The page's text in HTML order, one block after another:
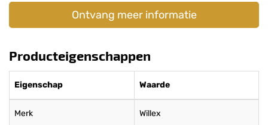
Ontvang meer informatie
Producteigenschappen
Eigenschap Waarde
Merk Willex